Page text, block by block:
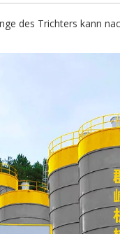
des Trichters kann